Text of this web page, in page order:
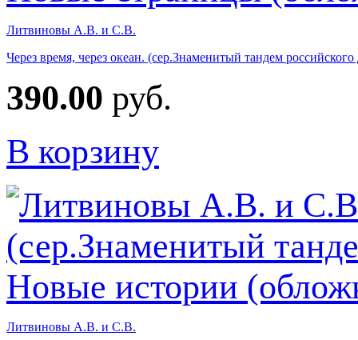
Литвиновы А.В. и С.В.
Через время, через океан. (сер.Знаменитый тандем
390.00 руб.
В корзину
Литвиновы А.В. и С.В.